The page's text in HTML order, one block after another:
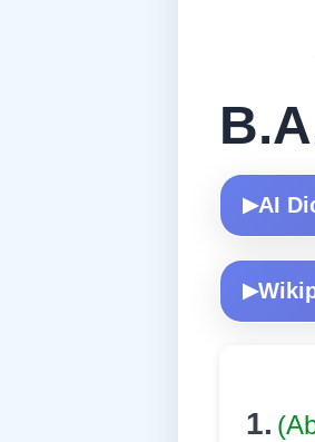
▶AI
▶
1.